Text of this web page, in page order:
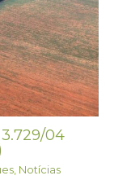
04
, Notícias